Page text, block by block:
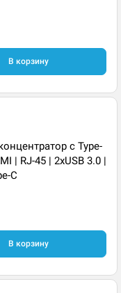
В корзину
с Type-
| RJ-45 | 2xUSB 3.0 |
C
В корзину